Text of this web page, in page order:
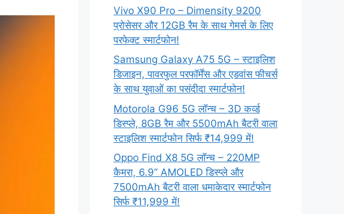
Vivo X90 Pro – Dimensity 9200
प्रोसेसर और 12GB रैम के साथ गेमर्स के लिए
परफेक्ट स्मार्टफोन!
Samsung Galaxy A75 5G – स्टाइलिश
डिजाइन, पावरफुल परफॉर्मेंस और एडवांस फीचर्स
के साथ युवाओं का पसंदीदा स्मार्टफोन!
Motorola G96 5G लॉन्च – 3D कर्व्ड
डिस्प्ले, 8GB रैम और 5500mAh बैटरी वाला
स्टाइलिश स्मार्टफोन सिर्फ ₹14,999 में!
Oppo Find X8 5G लॉन्च – 220MP
कैमरा, 6.9” AMOLED डिस्प्ले और
7500mAh बैटरी वाला धमाकेदार स्मार्टफोन
सिर्फ ₹11,999 में!